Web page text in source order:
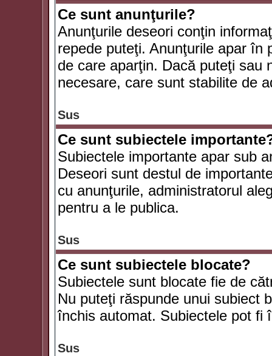
Ce sunt anunţurile?
Anunţurile deseori conţin
repede puteţi. Anunţurile apar în
de care aparţin. Dacă puteţi sau
necesare, care sunt stabilite de
Sus
Ce sunt subiectele
Subiectele importante apar sub
Deseori sunt destul de
cu anunţurile, administratorul
pentru a le publica.
Sus
Ce sunt subiectele blocate?
Subiectele sunt blocate fie de
Nu puteţi răspunde unui subiect
închis automat. Subiectele pot fi
Sus